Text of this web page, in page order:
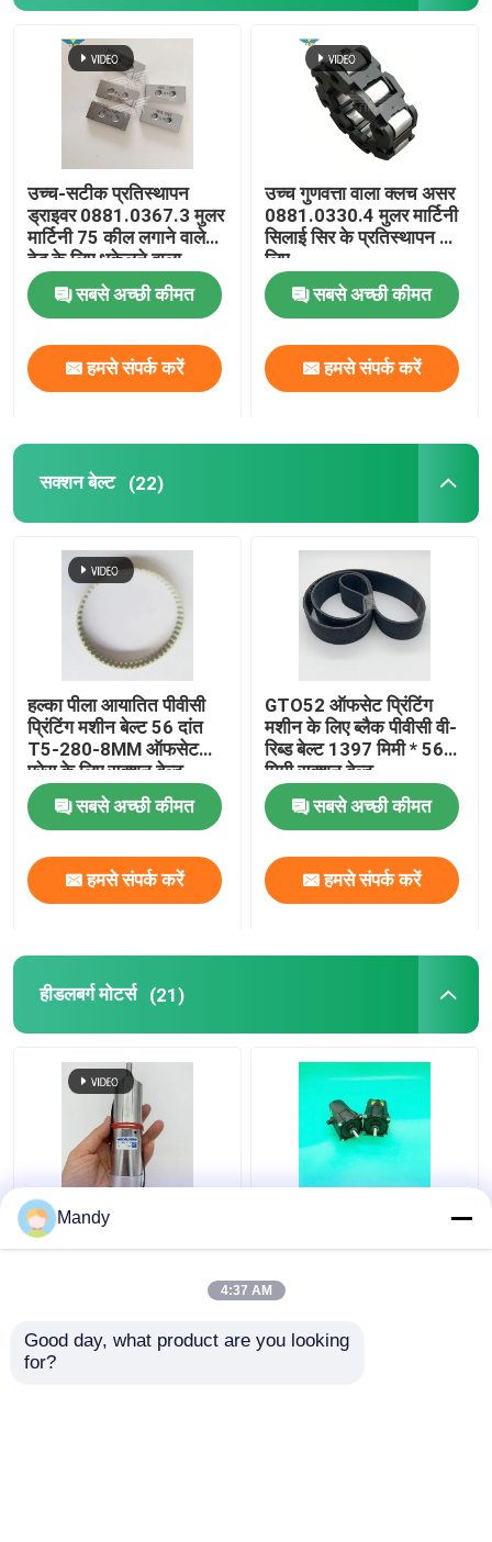
उच्च-सटीक प्रतिस्थापन
ड्राइवर 0881.0367.3 मुलर
मार्टिनी 75 कील लगाने वाले
हेड के लिए धकेलने वाला
सबसे अच्छी कीमत
हमसे संपर्क करें
उच्च गुणवत्ता वाला क्लच असर
0881.0330.4 मुलर मार्टिनी
सिलाई सिर के प्रतिस्थापन के
लिए
सबसे अच्छी कीमत
हमसे संपर्क करें
सक्शन बेल्ट (22)
हल्का पीला आयातित पीवीसी
प्रिंटिंग मशीन बेल्ट 56 दांत
T5-280-8MM ऑफसेट
प्रेस के लिए सक्शन बेल्ट
सबसे अच्छी कीमत
हमसे संपर्क करें
GTO52 ऑफसेट प्रिंटिंग
मशीन के लिए ब्लैक पीवीसी वी-
रिब्ड बेल्ट 1397 मिमी * 56
मिमी सक्शन बेल्ट
सबसे अच्छी कीमत
हमसे संपर्क करें
हीडलबर्ग मोटर्स (21)
हीडलबर्ग प्रिंटिंग मशीन के लिए
सिल्वर गियर वाली मोटर
लिए गियर मोटर
Mandy
4:37 AM
Good day, what product are you looking
for?